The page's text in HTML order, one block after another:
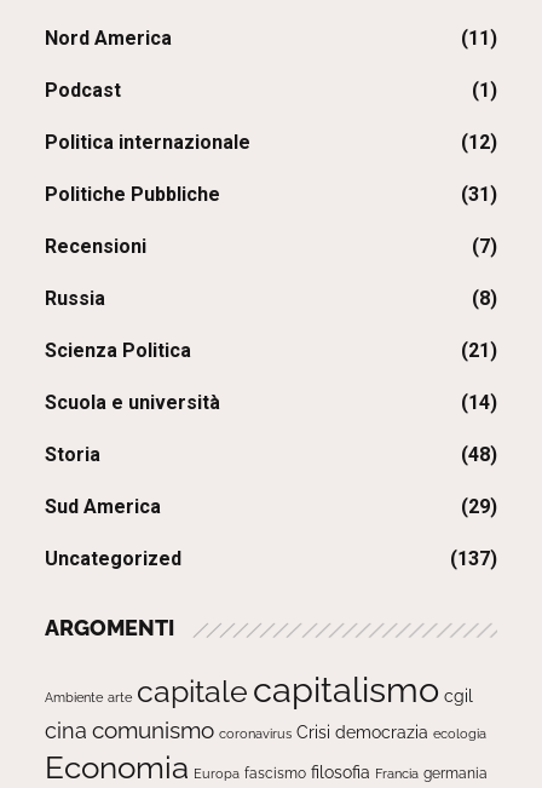
Nord America (11)
Podcast (1)
Politica internazionale (12)
Politiche Pubbliche (31)
Recensioni (7)
Russia (8)
Scienza Politica (21)
Scuola e università (14)
Storia (48)
Sud America (29)
Uncategorized (137)
ARGOMENTI
Ambiente arte capitale capitalismo cgil
cina comunismo coronavirus Crisi democrazia ecologia
Economia Europa fascismo filosofia Francia germania